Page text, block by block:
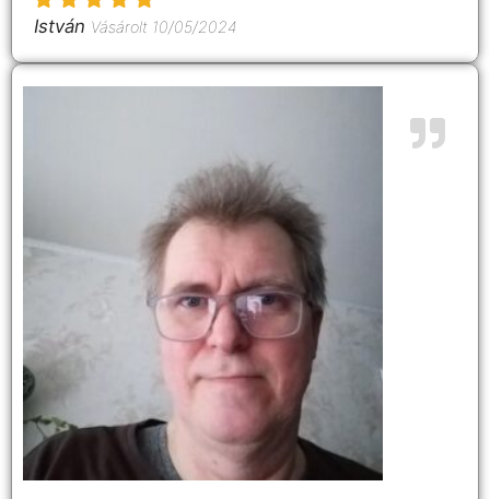
István Vásárolt 10/05/2024